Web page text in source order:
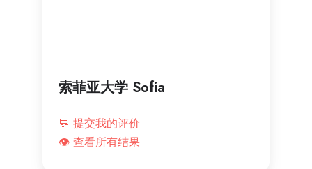
索菲亚大学 Sofia
💬 提交我的评价
👁️ 查看所有结果